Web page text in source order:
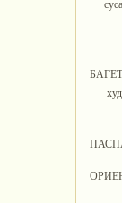
БАГЕТ